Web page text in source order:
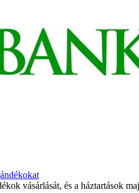
vásárlását, és a háztartások